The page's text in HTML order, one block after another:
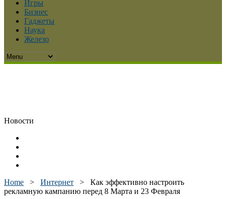
Игры
Бизнес
Гаджеты
Наука
Железо
Новости
Home > Интернет > Как эффективно настроить
рекламную кампанию перед 8 Марта и 23 Февраля